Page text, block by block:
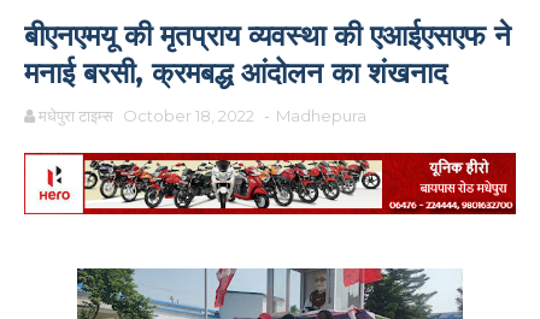
बीएनएमयू की मृतप्राय व्यवस्था की एआईएसएफ ने
मनाई बरसी, क्रमबद्ध आंदोलन का शंखनाद
मधेपुरा टाइम्स October 18, 2022 - Madhepura